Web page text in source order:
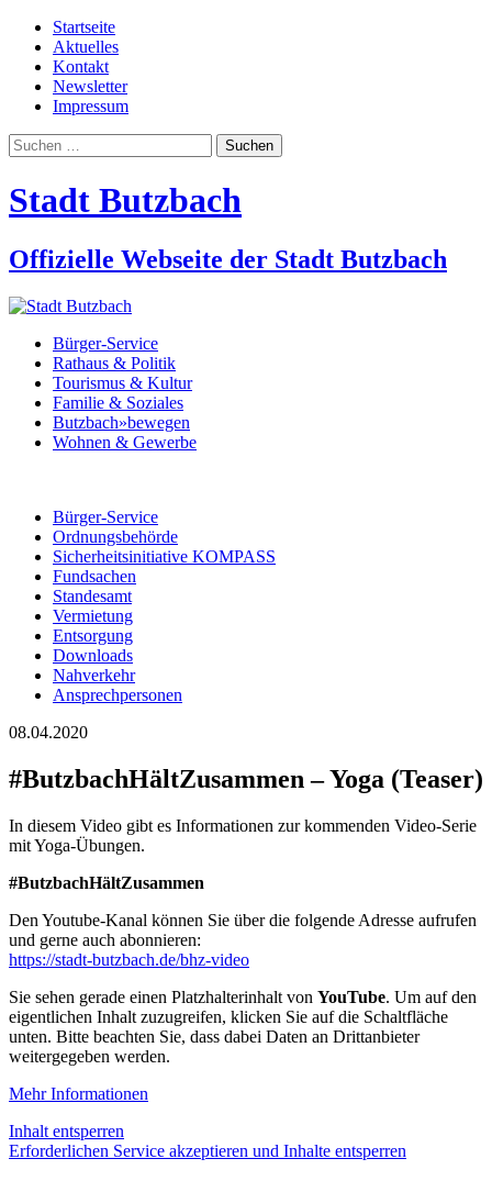
Startseite
Aktuelles
Kontakt
Newsletter
Impressum
Suchen
nach:
Stadt Butzbach
Offizielle Webseite der Stadt Butzbach
Bürger-Service
Rathaus & Politik
Tourismus & Kultur
Familie & Soziales
Butzbach»bewegen
Wohnen & Gewerbe
Bürger-Service
Ordnungsbehörde
Sicherheitsinitiative KOMPASS
Fundsachen
Standesamt
Vermietung
Entsorgung
Downloads
Nahverkehr
Ansprechpersonen
08.04.2020
#ButzbachHältZusammen – Yoga (Teaser)
In diesem Video gibt es Informationen zur kommenden Video-Serie
mit Yoga-Übungen.
#ButzbachHältZusammen
Den Youtube-Kanal können Sie über die folgende Adresse aufrufen
und gerne auch abonnieren:
https://stadt-butzbach.de/bhz-video
Sie sehen gerade einen Platzhalterinhalt von YouTube. Um auf den
eigentlichen Inhalt zuzugreifen, klicken Sie auf die Schaltfläche
unten. Bitte beachten Sie, dass dabei Daten an Drittanbieter
weitergegeben werden.
Mehr Informationen
Inhalt entsperren
Erforderlichen Service akzeptieren und Inhalte entsperren